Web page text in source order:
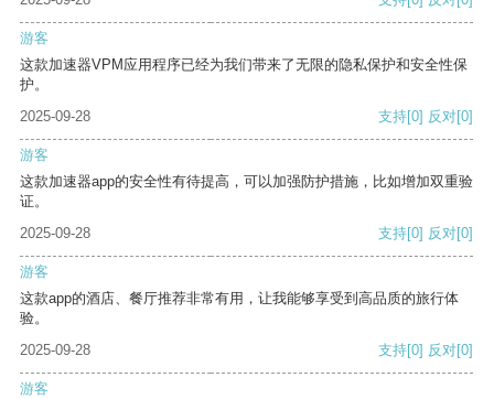
游客
这款加速器VPM应用程序已经为我们带来了无限的隐私保护和安全性保
护。
2025-09-28
支持[0] 反对[0]
游客
这款加速器app的安全性有待提高，可以加强防护措施，比如增加双重验
证。
2025-09-28
支持[0] 反对[0]
游客
这款app的酒店、餐厅推荐非常有用，让我能够享受到高品质的旅行体
验。
2025-09-28
支持[0] 反对[0]
游客